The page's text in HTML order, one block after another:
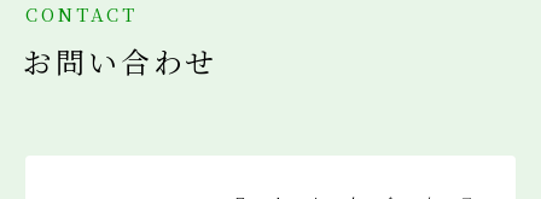
CONTACT
お問い合わせ